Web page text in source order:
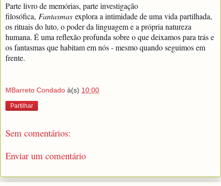
Parte livro de memórias, parte investigação
filosófica, Fantasmas explora a intimidade de uma vida partilhada,
os rituais do luto, o poder da linguagem e a própria natureza
humana. É uma reflexão profunda sobre o que deixamos para trás e
os fantasmas que habitam em nós - mesmo quando seguimos em
frente.
MBarreto Condado à(s) 10:00
Partilhar
Sem comentários:
Enviar um comentário